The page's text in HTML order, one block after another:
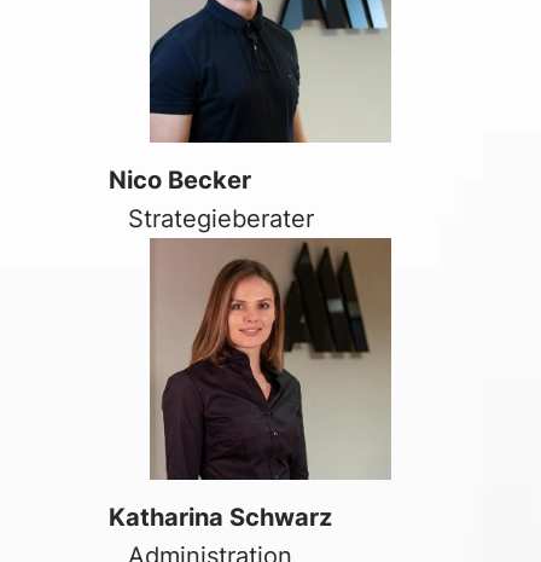
Nico Becker
Strategieberater
Katharina Schwarz